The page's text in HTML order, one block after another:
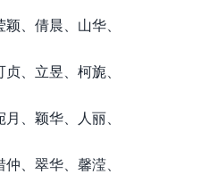
、倩晨、山华、
、立昱、柯旎、
、颖华、人丽、
、翠华、馨滢、